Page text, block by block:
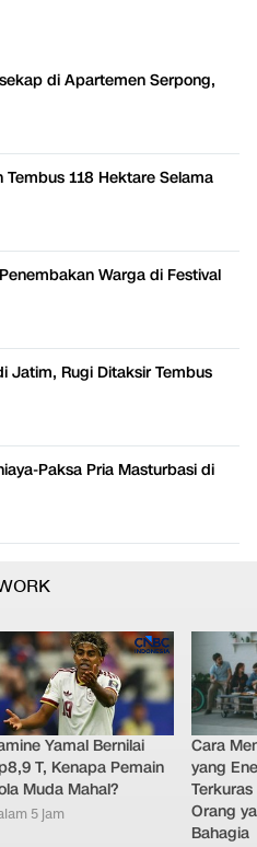
di Apartemen Serpong,
118 Hektare Selama
Warga di Festival
Jatim, Rugi Ditaksir Tembus
Paksa Pria Masturbasi di
Yamal Bernilai
T, Kenapa Pemain
Muda Mahal?
5 jam
Cara
yang
Orang
Bahagia